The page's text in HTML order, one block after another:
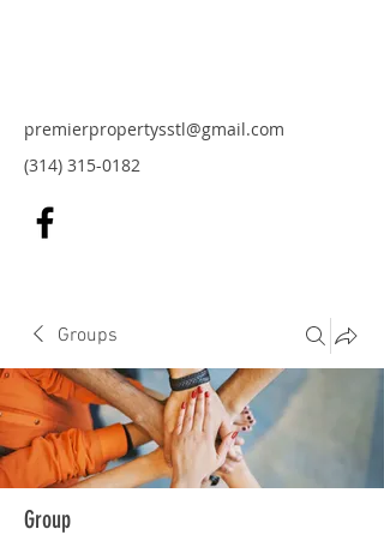
premierpropertysstl@gmail.com
(314) 315-0182
Groups
Group